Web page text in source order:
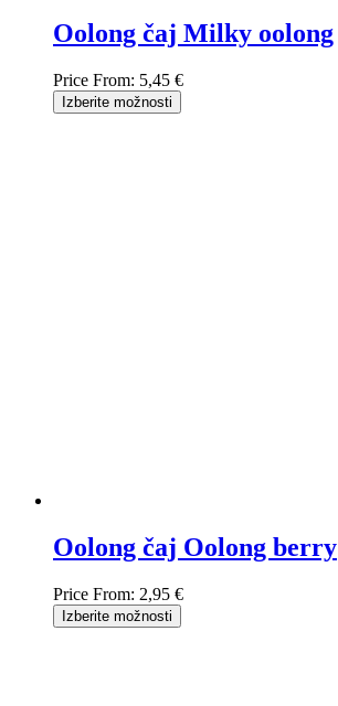
Oolong čaj Milky oolong
Price From: 5,45 €
Izberite možnosti
Oolong čaj Oolong berry
Price From: 2,95 €
Izberite možnosti